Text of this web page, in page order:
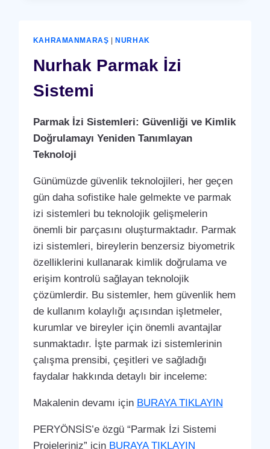
SISTEMI
KAHRAMANMARAŞ |NURHAK
Nurhak Parmak İzi
Sistemi
Parmak İzi Sistemleri: Güvenliği ve Kimlik
Doğrulamayı Yeniden Tanımlayan
Teknoloji
Günümüzde güvenlik teknolojileri, her geçen
gün daha sofistike hale gelmekte ve parmak
izi sistemleri bu teknolojik gelişmelerin
önemli bir parçasını oluşturmaktadır. Parmak
izi sistemleri, bireylerin benzersiz biyometrik
özelliklerini kullanarak kimlik doğrulama ve
erişim kontrolü sağlayan teknolojik
çözümlerdir. Bu sistemler, hem güvenlik hem
de kullanım kolaylığı açısından işletmeler,
kurumlar ve bireyler için önemli avantajlar
sunmaktadır. İşte parmak izi sistemlerinin
çalışma prensibi, çeşitleri ve sağladığı
faydalar hakkında detaylı bir inceleme:
Makalenin devamı için BURAYA TIKLAYIN
PERYÖNSİS’e özgü “Parmak İzi Sistemi
Projeleriniz” için BURAYA TIKLAYIN